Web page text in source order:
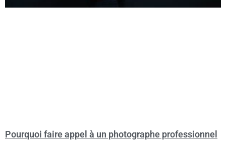
Pourquoi faire appel à un photographe professionnel